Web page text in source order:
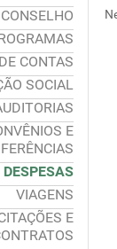
CONTAS
SOCIAL
E
DESPESAS
VIAGENS
E